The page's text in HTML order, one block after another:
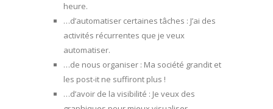
heure.
…d’automatiser certaines tâches : J’ai des
activités récurrentes que je veux
automatiser.
…de nous organiser : Ma société grandit et
les post-it ne suffiront plus !
…d’avoir de la visibilité : Je veux des